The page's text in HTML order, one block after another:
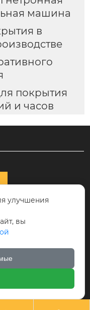
машина
в
покрытия
и часов
г. Шэньян,
Цююэху, д.
улучшения
вы